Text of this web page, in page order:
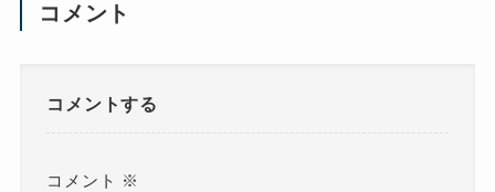
コメント
コメントする
コメント ※